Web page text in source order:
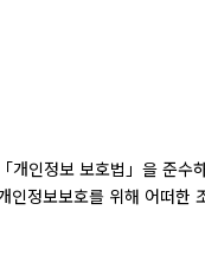
인정보 보호법」을 준
정보보호를 위해 어떠한